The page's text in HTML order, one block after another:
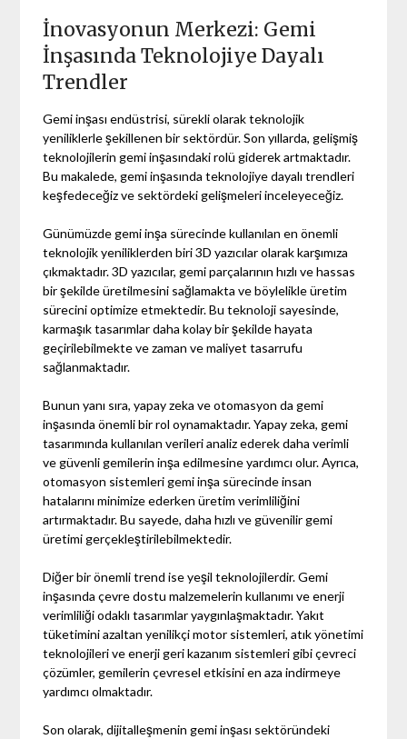
İnovasyonun Merkezi: Gemi
İnşasında Teknolojiye Dayalı
Trendler
Gemi inşası endüstrisi, sürekli olarak teknolojik
yeniliklerle şekillenen bir sektördür. Son yıllarda, gelişmiş
teknolojilerin gemi inşasındaki rolü giderek artmaktadır.
Bu makalede, gemi inşasında teknolojiye dayalı trendleri
keşfedeceğiz ve sektördeki gelişmeleri inceleyeceğiz.
Günümüzde gemi inşa sürecinde kullanılan en önemli
teknolojik yeniliklerden biri 3D yazıcılar olarak karşımıza
çıkmaktadır. 3D yazıcılar, gemi parçalarının hızlı ve hassas
bir şekilde üretilmesini sağlamakta ve böylelikle üretim
sürecini optimize etmektedir. Bu teknoloji sayesinde,
karmaşık tasarımlar daha kolay bir şekilde hayata
geçirilebilmekte ve zaman ve maliyet tasarrufu
sağlanmaktadır.
Bunun yanı sıra, yapay zeka ve otomasyon da gemi
inşasında önemli bir rol oynamaktadır. Yapay zeka, gemi
tasarımında kullanılan verileri analiz ederek daha verimli
ve güvenli gemilerin inşa edilmesine yardımcı olur. Ayrıca,
otomasyon sistemleri gemi inşa sürecinde insan
hatalarını minimize ederken üretim verimliliğini
artırmaktadır. Bu sayede, daha hızlı ve güvenilir gemi
üretimi gerçekleştirilebilmektedir.
Diğer bir önemli trend ise yeşil teknolojilerdir. Gemi
inşasında çevre dostu malzemelerin kullanımı ve enerji
verimliliği odaklı tasarımlar yaygınlaşmaktadır. Yakıt
tüketimini azaltan yenilikçi motor sistemleri, atık yönetimi
teknolojileri ve enerji geri kazanım sistemleri gibi çevreci
çözümler, gemilerin çevresel etkisini en aza indirmeye
yardımcı olmaktadır.
Son olarak, dijitalleşmenin gemi inşası sektöründeki